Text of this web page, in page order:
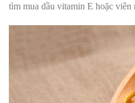
tìm mua dầu vitamin E hoặc